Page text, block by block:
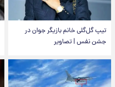
تیپ گل‌گلی خانم بازیگر جوان در
جشن نفس | تصاویر